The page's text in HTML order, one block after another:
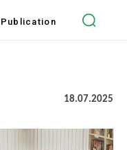
Publication
18.07.2025